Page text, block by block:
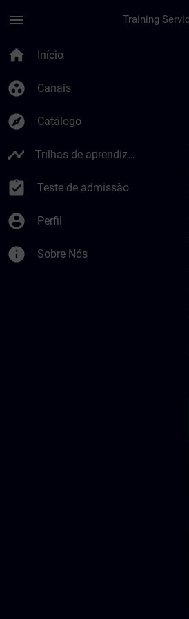
menu
home Início
group_work Canais
explore Catálogo
timeline Trilhas de aprendizagem
assignment_turned_in Teste de admissão
account_circle Perfil
info Sobre Nós